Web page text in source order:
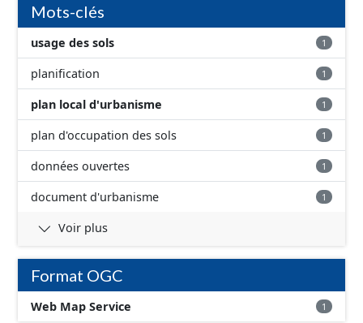
papier font foi et sont opposables d'un point de vue
juridique.
Mots-clés
usage des sols 1
planification 1
plan local d'urbanisme 1
plan d'occupation des sols 1
données ouvertes 1
document d'urbanisme 1
Voir plus
Format OGC
Web Map Service 1